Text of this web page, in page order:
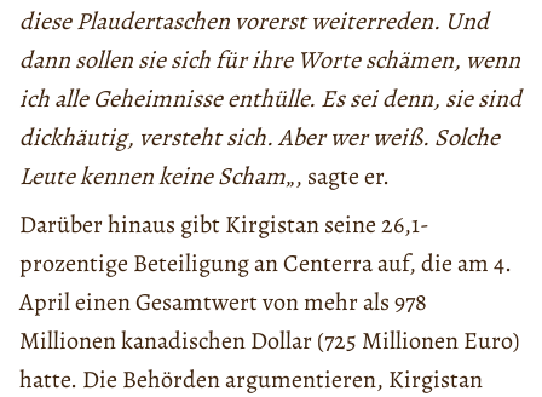
diese Plaudertaschen vorerst weiterreden. Und
dann sollen sie sich für ihre Worte schämen, wenn
ich alle Geheimnisse enthülle. Es sei denn, sie sind
dickhäutig, versteht sich. Aber wer weiß. Solche
Leute kennen keine Scham„, sagte er.
Darüber hinaus gibt Kirgistan seine 26,1-
prozentige Beteiligung an Centerra auf, die am 4.
April einen Gesamtwert von mehr als 978
Millionen kanadischen Dollar (725 Millionen Euro)
hatte. Die Behörden argumentieren, Kirgistan